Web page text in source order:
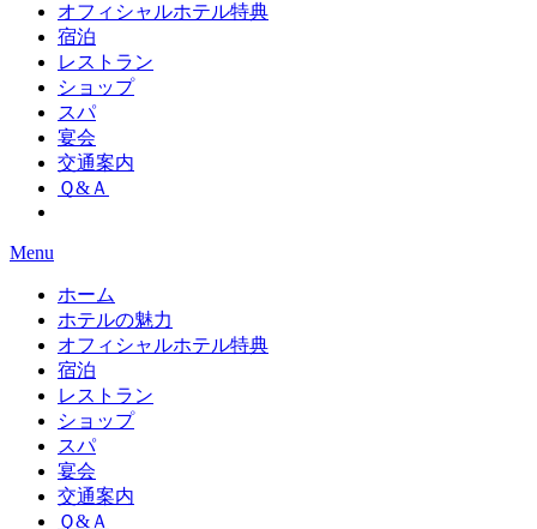
オフィシャルホテル特典
宿泊
レストラン
ショップ
スパ
宴会
交通案内
Ｑ&Ａ
Menu
ホーム
ホテルの魅力
オフィシャルホテル特典
宿泊
レストラン
ショップ
スパ
宴会
交通案内
Ｑ&Ａ